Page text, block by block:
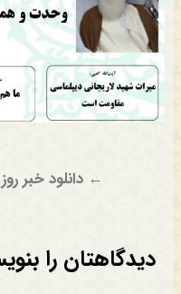
← دانلود خبر روز
دیدگاهتان را